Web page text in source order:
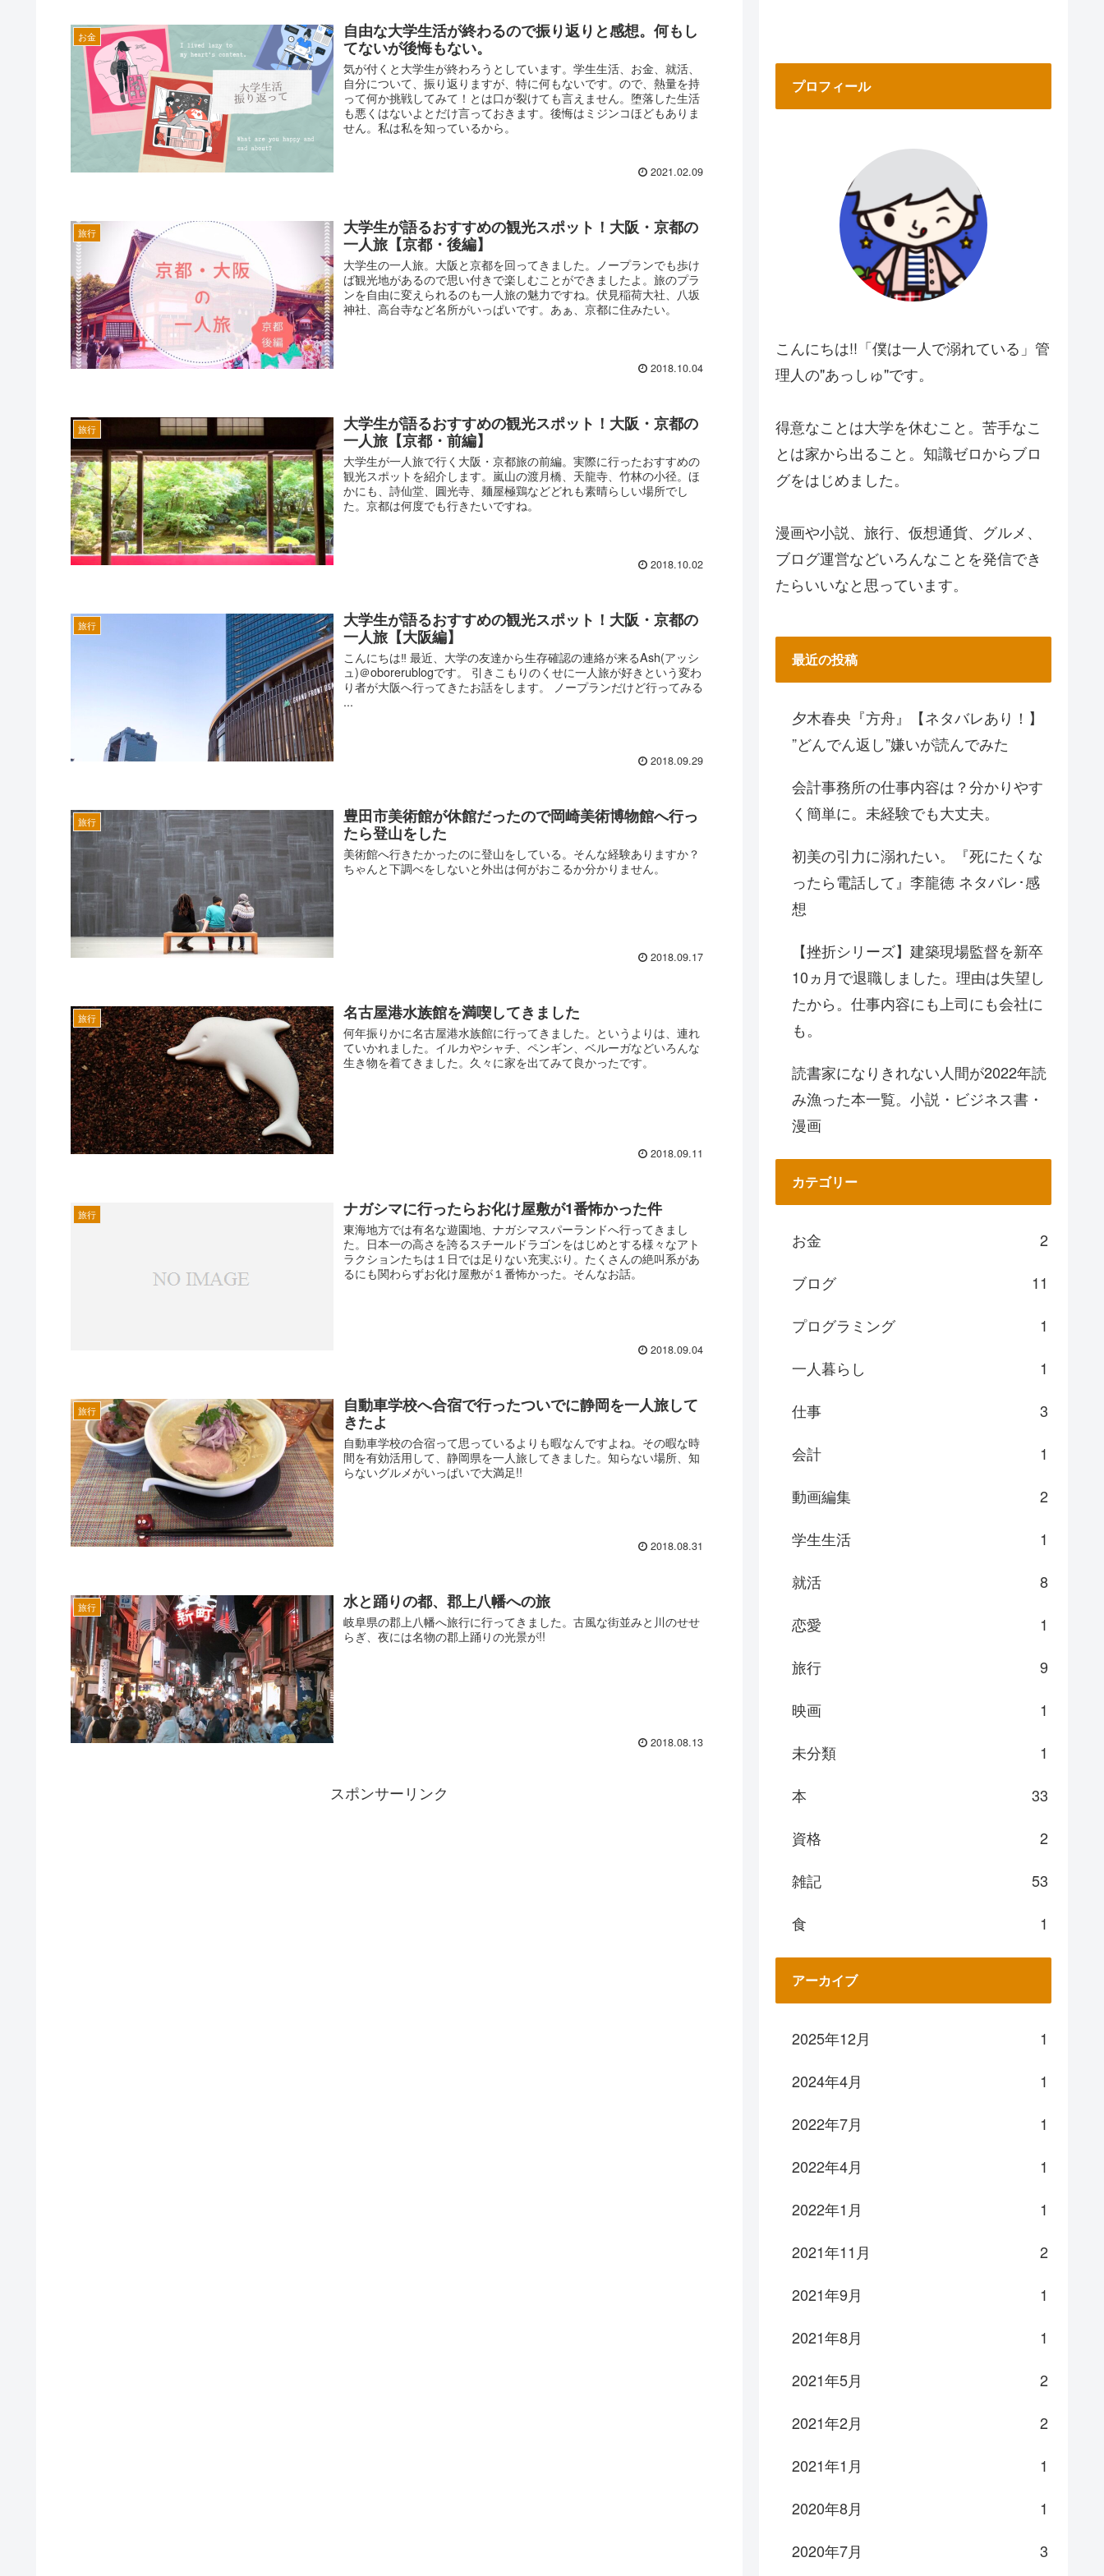
お金
自由な大学生活が終わるので振り返りと感想。何もし
てないが後悔もない。
気が付くと大学生が終わろうとしています。学生生活、お金、就活、
自分について、振り返りますが、特に何もないです。ので、熱量を持
って何か挑戦してみて！とは口が裂けても言えません。堕落した生活
も悪くはないよとだけ言っておきます。後悔はミジンコほどもありま
せん。私は私を知っているから。
2021.02.09
旅行
大学生が語るおすすめの観光スポット！大阪・京都の
一人旅【京都・後編】
大学生の一人旅。大阪と京都を回ってきました。ノープランでも歩け
ば観光地があるので思い付きで楽しむことができましたよ。旅のプラ
ンを自由に変えられるのも一人旅の魅力ですね。伏見稲荷大社、八坂
神社、高台寺など名所がいっぱいです。あぁ、京都に住みたい。
2018.10.04
旅行
大学生が語るおすすめの観光スポット！大阪・京都の
一人旅【京都・前編】
大学生が一人旅で行く大阪・京都旅の前編。実際に行ったおすすめの
観光スポットを紹介します。嵐山の渡月橋、天龍寺、竹林の小径。ほ
かにも、詩仙堂、圓光寺、麺屋極鶏などどれも素晴らしい場所でし
た。京都は何度でも行きたいですね。
2018.10.02
旅行
大学生が語るおすすめの観光スポット！大阪・京都の
一人旅【大阪編】
こんにちは‼ 最近、大学の友達から生存確認の連絡が来るAsh(アッシ
ュ)＠oborerublogです。 引きこもりのくせに一人旅が好きという変わ
り者が大阪へ行ってきたお話をします。 ノープランだけど行ってみる
...
2018.09.29
旅行
豊田市美術館が休館だったので岡崎美術博物館へ行っ
たら登山をした
美術館へ行きたかったのに登山をしている。そんな経験ありますか？
ちゃんと下調べをしないと外出は何がおこるか分かりません。
2018.09.17
旅行 名古屋港水族館を満喫してきました
何年振りかに名古屋港水族館に行ってきました。というよりは、連れ
ていかれました。イルカやシャチ、ペンギン、ベルーガなどいろんな
生き物を着てきました。久々に家を出てみて良かったです。
2018.09.11
旅行 ナガシマに行ったらお化け屋敷が1番怖かった件
東海地方では有名な遊園地、ナガシマスパーランドへ行ってきまし
た。日本一の高さを誇るスチールドラゴンをはじめとする様々なアト
ラクションたちは１日では足りない充実ぶり。たくさんの絶叫系があ
るにも関わらずお化け屋敷が１番怖かった。そんなお話。
2018.09.04
旅行
自動車学校へ合宿で行ったついでに静岡を一人旅して
きたよ
自動車学校の合宿って思っているよりも暇なんですよね。その暇な時
間を有効活用して、静岡県を一人旅してきました。知らない場所、知
らないグルメがいっぱいで大満足!!
2018.08.31
旅行 水と踊りの都、郡上八幡への旅
岐阜県の郡上八幡へ旅行に行ってきました。古風な街並みと川のせせ
らぎ、夜には名物の郡上踊りの光景が!!
2018.08.13
スポンサーリンク
プロフィール
こんにちは!!「僕は一人で溺れている」管
理人の"あっしゅ"です。
得意なことは大学を休むこと。苦手なこ
とは家から出ること。知識ゼロからブロ
グをはじめました。
漫画や小説、旅行、仮想通貨、グルメ、
ブログ運営などいろんなことを発信でき
たらいいなと思っています。
最近の投稿
夕木春央『方舟』【ネタバレあり！】
”どんでん返し”嫌いが読んでみた
会計事務所の仕事内容は？分かりやす
く簡単に。未経験でも大丈夫。
初美の引力に溺れたい。『死にたくな
ったら電話して』李龍徳 ネタバレ･感
想
【挫折シリーズ】建築現場監督を新卒
10ヵ月で退職しました。理由は失望し
たから。仕事内容にも上司にも会社に
も。
読書家になりきれない人間が2022年読
み漁った本一覧。小説・ビジネス書・
漫画
カテゴリー
お金
2
ブログ
11
プログラミング
1
一人暮らし
1
仕事
3
会計
1
動画編集
2
学生生活
1
就活
8
恋愛
1
旅行
9
映画
1
未分類
1
本
33
資格
2
雑記
53
食
1
アーカイブ
2025年12月
1
2024年4月
1
2022年7月
1
2022年4月
1
2022年1月
1
2021年11月
2
2021年9月
1
2021年8月
1
2021年5月
2
2021年2月
2
2021年1月
1
2020年8月
1
2020年7月
3